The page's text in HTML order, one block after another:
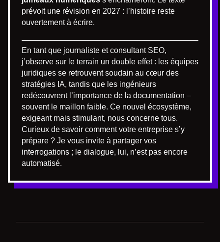
prévoit une révision en 2027 : l’histoire reste
ouvertement à écrire.
En tant que journaliste et consultant SEO,
j’observe sur le terrain un double effet : les équipes
juridiques se retrouvent soudain au cœur des
stratégies IA, tandis que les ingénieurs
redécouvrent l’importance de la documentation –
souvent le maillon faible. Ce nouvel écosystème,
exigeant mais stimulant, nous concerne tous.
Curieux de savoir comment votre entreprise s’y
prépare ? Je vous invite à partager vos
interrogations ; le dialogue, lui, n’est pas encore
automatisé.